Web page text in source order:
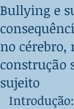
Bullying e
no cérebro,
construção
sujeito